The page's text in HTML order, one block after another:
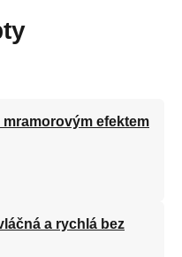
efektem
a rychlá bez